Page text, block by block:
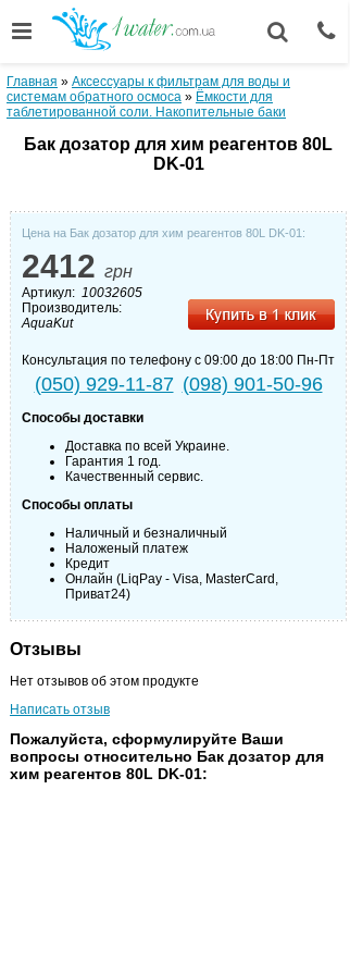
Главная » Аксессуары к фильтрам для воды и
системам обратного осмоса » Ёмкости для
таблетированной соли. Накопительные баки
Бак дозатор для хим реагентов 80L
DK-01
Цена на Бак дозатор для хим реагентов 80L DK-01:
2412 грн
Артикул: 10032605
Производитель:
AquaKut
Консультация по телефону с 09:00 до 18:00 Пн-Пт
(050) 929-11-87 (098) 901-50-96
Способы доставки
Доставка по всей Украине.
Гарантия 1 год.
Качественный сервис.
Способы оплаты
Наличный и безналичный
Наложеный платеж
Кредит
Онлайн (LiqPay - Visa, MasterCard,
Приват24)
Отзывы
Нет отзывов об этом продукте
Написать отзыв
Пожалуйста, сформулируйте Ваши
вопросы относительно Бак дозатор для
хим реагентов 80L DK-01: